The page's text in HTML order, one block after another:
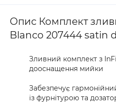
Опис Комплект
Blanco 207444 satin
Зливний комплект з
дооснащення мийки
Забезпечує
із фурнітурою та